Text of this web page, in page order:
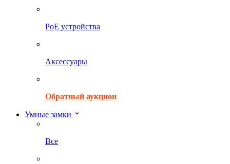
PoE устройства
Аксессуары
Обратный аукцион
Умные замки
Все